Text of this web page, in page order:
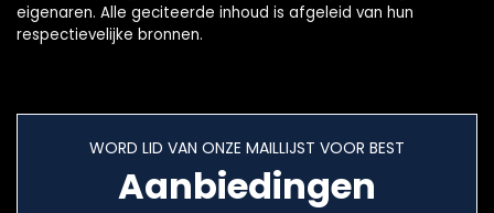
eigenaren. Alle geciteerde inhoud is afgeleid van hun
respectievelijke bronnen.
WORD LID VAN ONZE MAILLIJST VOOR BEST
Aanbiedingen